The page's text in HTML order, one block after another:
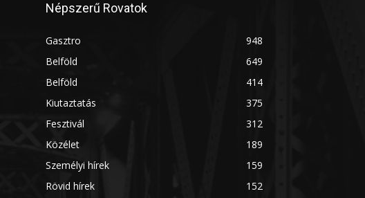
Népszerű Rovatok
Gasztro
948
Belföld
649
Belföld
414
Kiutaztatás
375
Fesztivál
312
Közélet
189
Személyi hírek
159
Rövid hírek
152